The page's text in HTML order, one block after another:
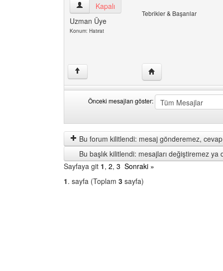
blue-turk Kullanıcının profilini görüntüle
Kapalı
Uzman Üye
Konum: Hatırat
Tebrikler & Başarılar
↑ Yazarın web sitesini
Önceki mesajları göster:
mesajları
göster
by
Bu forum kilitlendi: mesaj gönderemez,
Bu başlık kilitlendi: mesajları değiştiremez ya
Sayfaya git 1, 2, 3 Sonraki »
1. sayfa (Toplam 3 sayfa)